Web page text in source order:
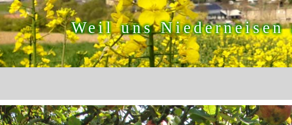
Weil uns